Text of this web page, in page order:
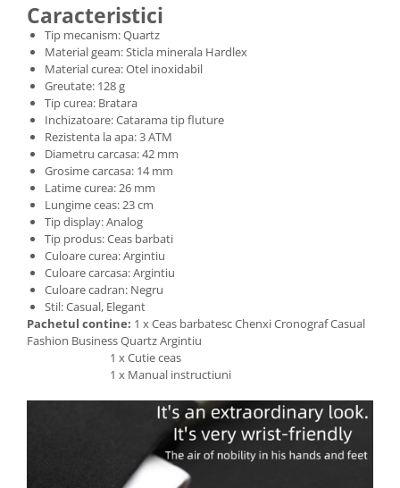
Caracteristici
Tip mecanism: Quartz
Material geam: Sticla minerala Hardlex
Material curea: Otel inoxidabil
Greutate: 128 g
Tip curea: Bratara
Inchizatoare: Catarama tip fluture
Rezistenta la apa: 3 ATM
Diametru carcasa: 42 mm
Grosime carcasa: 14 mm
Latime curea: 26 mm
Lungime ceas: 23 cm
Tip display: Analog
Tip produs: Ceas barbati
Culoare curea: Argintiu
Culoare carcasa: Argintiu
Culoare cadran: Negru
Stil: Casual, Elegant
Pachetul contine: 1 x Ceas barbatesc Chenxi Cronograf Casual
Fashion Business Quartz Argintiu
1 x Cutie ceas
1 x Manual instructiuni